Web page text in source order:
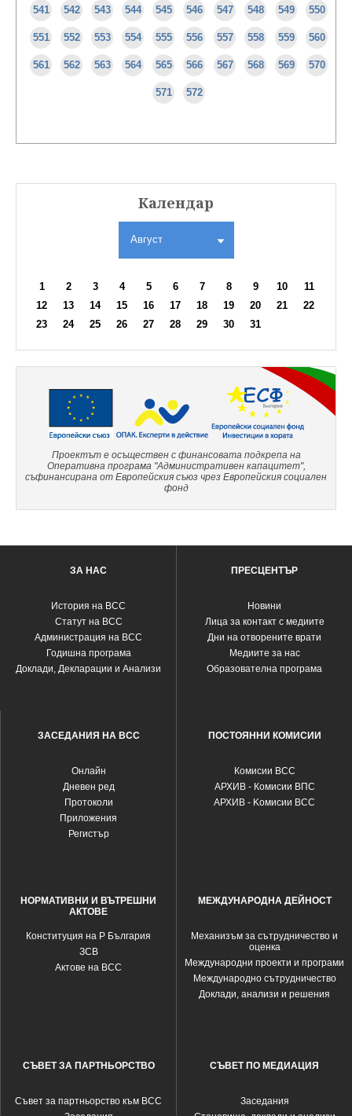
541 542 543 544 545 546 547 548 549 550
551 552 553 554 555 556 557 558 559 560
561 562 563 564 565 566 567 568 569 570
571 572
Календар
Август
1 2 3 4 5 6 7 8 9 10
11
12
13 14 15 16 17 18 19 20 21
22
23
24 25 26 27 28 29 30 31
Проектът е осъществен с финансовата подкрепа на
Оперативна програма "Административен капацитет",
съфинансирана от Европейския съюз чрез Европейския социален
фонд
ЗА НАС
История на ВСС
Статут на ВСС
Администрация на ВСС
Годишна програма
Доклади, Декларации и Анализи
ПРЕСЦЕНТЪР
Новини
Лица за контакт с медиите
Дни на отворените врати
Медиите за нас
Образователна програма
ЗАСЕДАНИЯ НА ВСС
Oнлайн
Дневен ред
Протоколи
Приложения
Регистър
ПОСТОЯННИ КОМИСИИ
Комисии ВСС
АРХИВ - Комисии ВПС
АРХИВ - Kомисии ВСС
НОРМАТИВНИ И ВЪТРЕШНИ
АКТОВЕ
Конституция на Р България
ЗСВ
Актове на ВСС
МЕЖДУНАРОДНА ДЕЙНОСТ
Механизъм за сътрудничество и
оценка
Международни проекти и програми
Международно сътрудничество
Доклади, анализи и решения
СЪВЕТ ЗА ПАРТНЬОРСТВО
Съвет за партньорство към ВСС
СЪВЕТ ПО МЕДИАЦИЯ
Заседания